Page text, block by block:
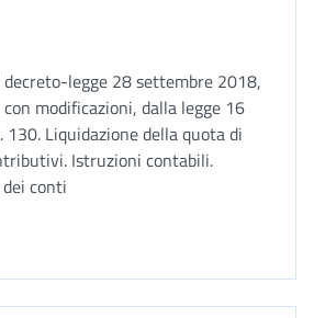
legge 28 settembre 2018,
modificazioni, dalla legge 16
Liquidazione della quota di
Istruzioni contabili.
conti